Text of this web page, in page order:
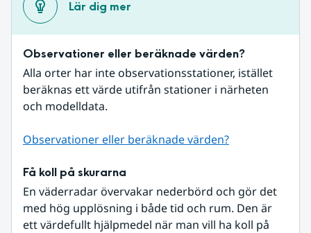
Lär dig mer
Observationer eller beräknade värden?
Alla orter har inte observationsstationer, istället
beräknas ett värde utifrån stationer i närheten
och modelldata.
Observationer eller beräknade värden?
Få koll på skurarna
En väderradar övervakar nederbörd och gör det
med hög upplösning i både tid och rum. Den är
ett värdefullt hjälpmedel när man vill ha koll på